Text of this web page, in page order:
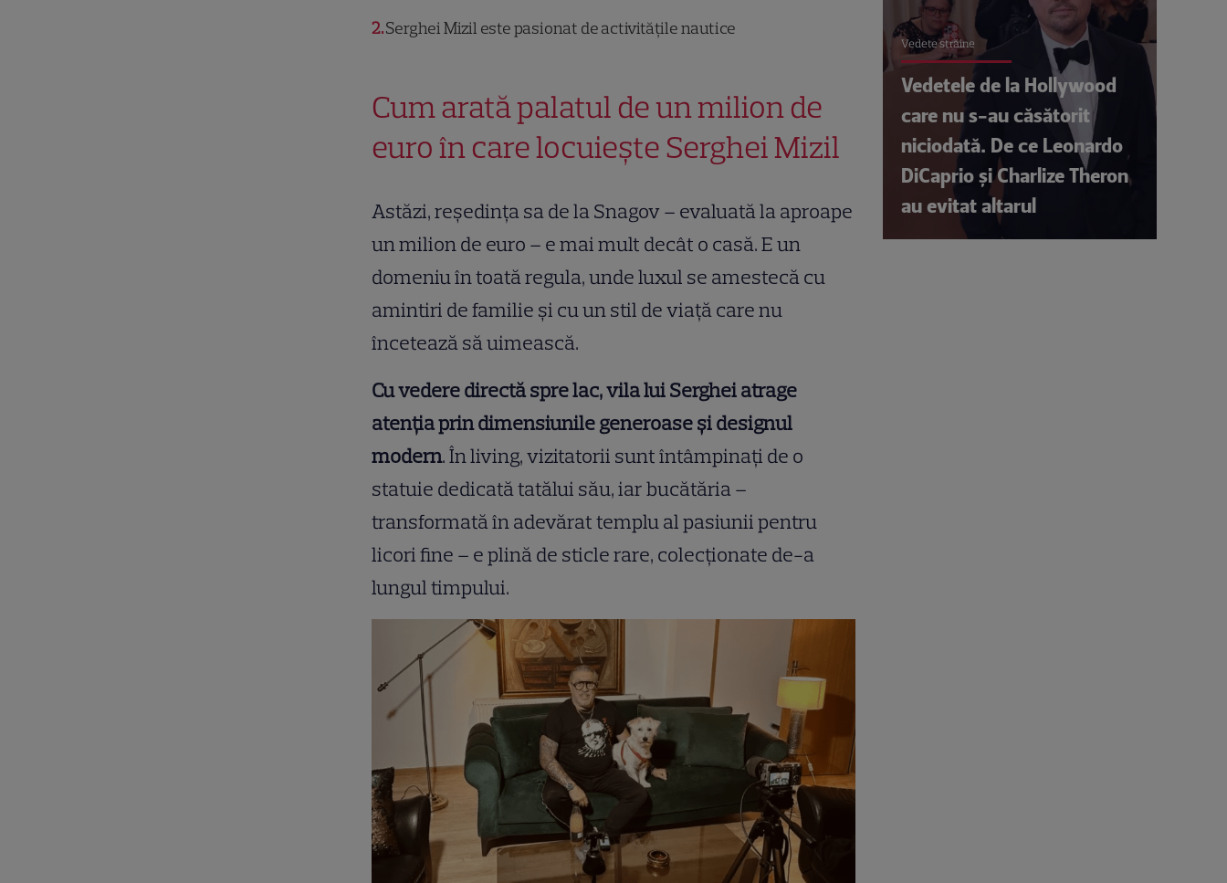
2Serghei Mizil este pasionat de activitățile nautice
Cum arată palatul de un milion de
euro în care locuiește Serghei Mizil
Astăzi, reședința sa de la Snagov – evaluată la aproape
un milion de euro – e mai mult decât o casă. E un
domeniu în toată regula, unde luxul se amestecă cu
amintiri de familie și cu un stil de viață care nu
încetează să uimească.
Cu vedere directă spre lac, vila lui Serghei atrage
atenția prin dimensiunile generoase și designul
modern. În living, vizitatorii sunt întâmpinați de o
statuie dedicată tatălui său, iar bucătăria –
transformată în adevărat templu al pasiunii pentru
licori fine – e plină de sticle rare, colecționate de-a
lungul timpului.
Vedete străine
Vedetele de la Hollywood
care nu s-au căsătorit
niciodată. De ce Leonardo
DiCaprio și Charlize Theron
au evitat altarul